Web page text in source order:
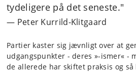
tydeligere på det seneste."
Peter Kurrild-Klitgaard
Partier kaster sig jævnligt over at
udgangspunkter - deres »-ismer« -
de allerede har skiftet praksis og så